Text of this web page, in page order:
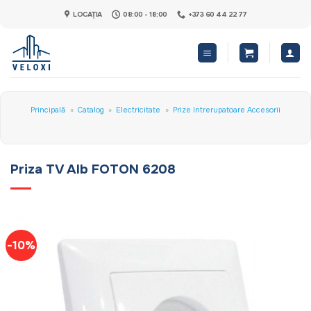
content
LOCAȚIA 08:00 - 18:00 +373 60 44 22 77
Principală » Catalog » Electricitate » Prize Intrerupatoare Accesorii
Priza TV Alb FOTON 6208
-10%